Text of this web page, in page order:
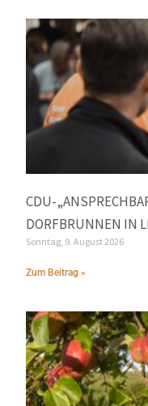
CDU-
DORFBRUNNEN IN
Sonntag, 9. August 2026
Zum Beitrag »